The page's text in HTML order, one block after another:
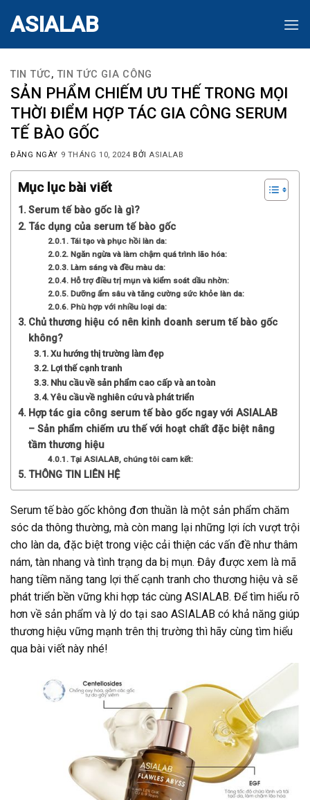
ASIALAB
TIN TỨC,TIN TỨC GIA CÔNG
SẢN PHẨM CHIẾM ƯU THẾ TRONG MỌI
THỜI ĐIỂM HỢP TÁC GIA CÔNG SERUM
TẾ BÀO GỐC
ĐĂNG NGÀY 9 THÁNG 10, 2024 BỞIASIALAB
Mục lục bài viết
Serum tế bào gốc là gì?
Tác dụng của serum tế bào gốc
Tái tạo và phục hồi làn da:
Ngăn ngừa và làm chậm quá trình lão hóa:
Làm sáng và đều màu da:
Hỗ trợ điều trị mụn và kiểm soát dầu nhờn:
Dưỡng ẩm sâu và tăng cường sức khỏe làn da:
Phù hợp với nhiều loại da:
Chủ thương hiệu có nên kinh doanh serum tế bào gốc
không?
Xu hướng thị trường làm đẹp
Lợi thế cạnh tranh
Nhu cầu về sản phẩm cao cấp và an toàn
Yêu cầu về nghiên cứu và phát triển
Hợp tác gia công serum tế bào gốc ngay với ASIALAB
– Sản phẩm chiếm ưu thế với hoạt chất đặc biệt nâng
tầm thương hiệu
Tại ASIALAB, chúng tôi cam kết:
THÔNG TIN LIÊN HỆ
Serum tế bào gốc không đơn thuần là một sản phẩm chăm
sóc da thông thường, mà còn mang lại những lợi ích vượt trội
cho làn da, đặc biệt trong việc cải thiện các vấn đề như thâm
nám, tàn nhang và tình trạng da bị mụn. Đây được xem là mã
hang tiềm năng tang lợi thế cạnh tranh cho thương hiệu và sẽ
phát triển bền vững khi hợp tác cùng ASIALAB. Để tìm hiểu rõ
hơn về sản phẩm và lý do tại sao ASIALAB có khả năng giúp
thương hiệu vững mạnh trên thị trường thì hãy cùng tìm hiểu
qua bài viết này nhé!